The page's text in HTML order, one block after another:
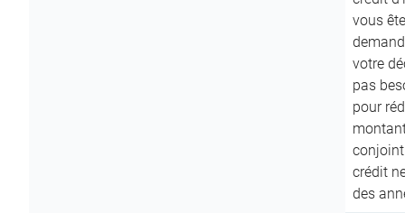
vous
votre
pas
pour
conjoint
crédit
des